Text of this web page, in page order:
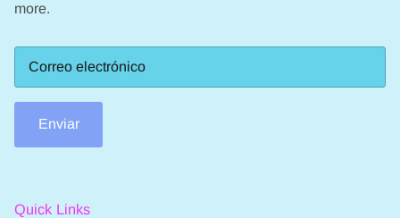
more.
Enviar
Quick Links